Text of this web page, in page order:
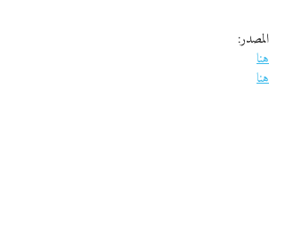
المصدر:
هنا
هنا